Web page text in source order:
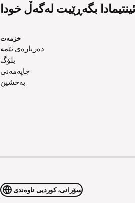
خزمەت
دەربارەی ئێمە
بلۆگ
چاپەمەنی
بەخشین
سۆرانی، کوردیی ناوەندی